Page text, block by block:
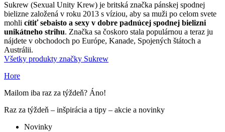
Sukrew (Sexual Unity Krew) je britská značka pánskej spodnej
bielizne založená v roku 2013 s víziou, aby sa muži po celom svete
mohli cítiť sebaisto a sexy v dobre padnúcej spodnej bielizni
unikátneho strihu. Značka sa čoskoro stala populárnou a teraz ju
nájdete v obchodoch po Európe, Kanade, Spojených štátoch a
Austrálii.
Všetky produkty značky Sukrew
Hore
Mailom iba raz za týždeň? Áno!
Raz za týždeň – inšpirácia a tipy – akcie a novinky
Novinky